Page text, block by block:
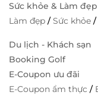
Sức khỏe & Làm đẹp
Làm đẹp /Sức khỏe /
Du lịch - Khách sạn
Booking Golf
E-Coupon ưu đãi
E-Coupon ẩm thực /